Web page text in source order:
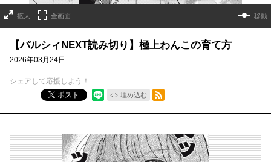
拡大 全画面 移動
【パルシィNEXT読み切り】極上わんこの育て方
2026年03月24日
シェアして応援しよう！
ポスト
埋め込む
RSSフィード